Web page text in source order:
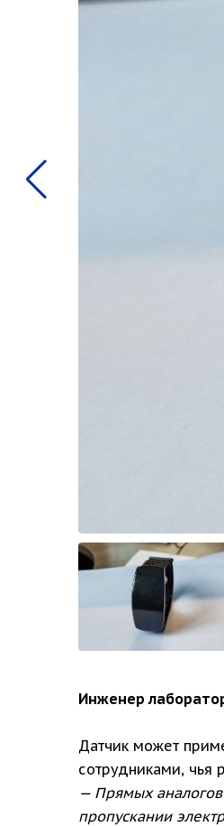
Инженер
Датчик может
сотрудниками, чья
— Прямых
пропускании